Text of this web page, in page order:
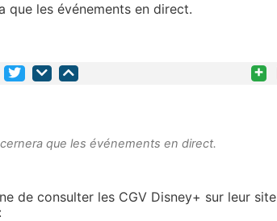
que les événements en direct.
+
que les événements en direct.
de consulter les CGV Disney+ sur leur site